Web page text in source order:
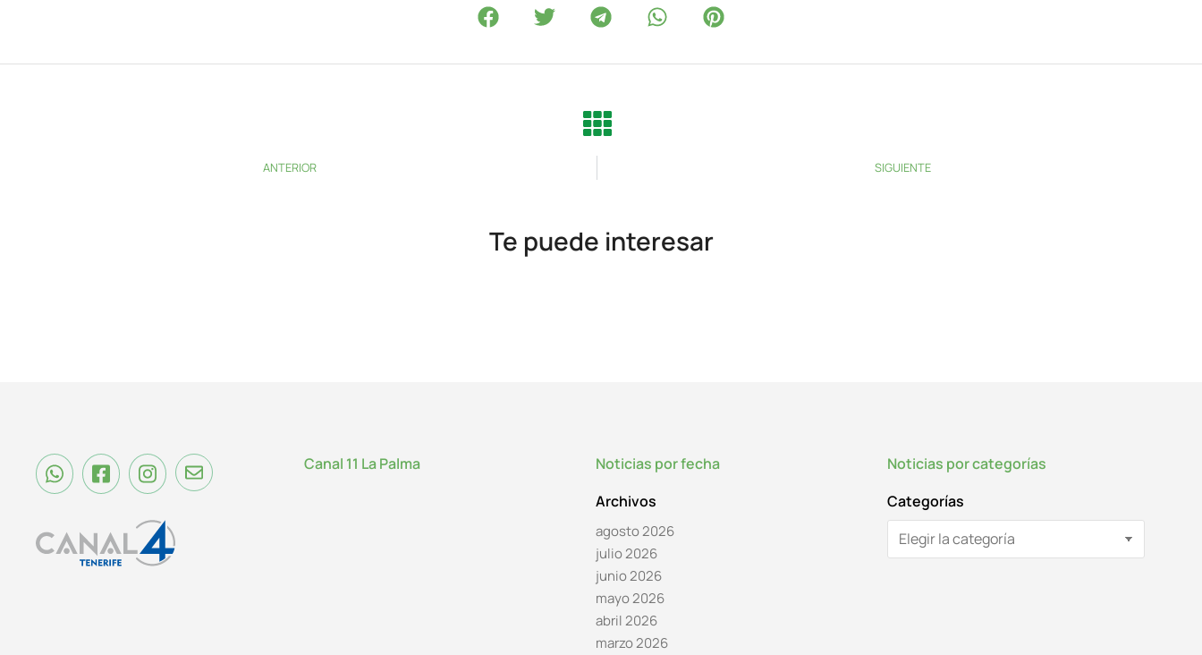
ANTERIOR SIGUIENTE
Te puede interesar
Canal 11 La Palma
Noticias por fecha
Archivos
agosto 2026
julio 2026
junio 2026
mayo 2026
abril 2026
marzo 2026
Noticias por categorías
Categorías